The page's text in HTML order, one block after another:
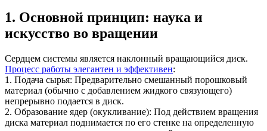
1. Основной принцип: наука и
искусство во вращении
Сердцем системы является наклонный вращающийся диск.
Процесс работы элегантен и эффективен:
1. Подача сырья: Предварительно смешанный порошковый
материал (обычно с добавлением жидкого связующего)
непрерывно подается в диск.
2. Образование ядер (окукливание): Под действием вращения
диска материал поднимается по его стенке на определенную